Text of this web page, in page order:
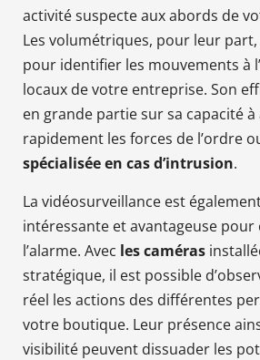
activité suspecte aux abords de
Les volumétriques, pour leur
pour identifier les mouvements à
locaux de votre entreprise. Son
en grande partie sur sa capacité
rapidement les forces de l’ordre
spécialisée en cas d’intrusion.
La vidéosurveillance est
intéressante et avantageuse
l’alarme. Avec les caméras
stratégique, il est possible
réel les actions des différentes
votre boutique. Leur présence
visibilité peuvent dissuader les